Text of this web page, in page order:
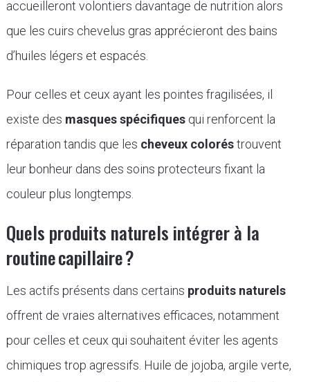
accueilleront volontiers davantage de nutrition alors
que les cuirs chevelus gras apprécieront des bains
d’huiles légers et espacés.
Pour celles et ceux ayant les pointes fragilisées, il
existe des masques spécifiquesqui renforcent la
réparation tandis que les cheveux coloréstrouvent
leur bonheur dans des soins protecteurs fixant la
couleur plus longtemps.
Quels produits naturels intégrer à la
routine capillaire ?
Les actifs présents dans certains produits naturels
offrent de vraies alternatives efficaces, notamment
pour celles et ceux qui souhaitent éviter les agents
chimiques trop agressifs. Huile de jojoba, argile verte,